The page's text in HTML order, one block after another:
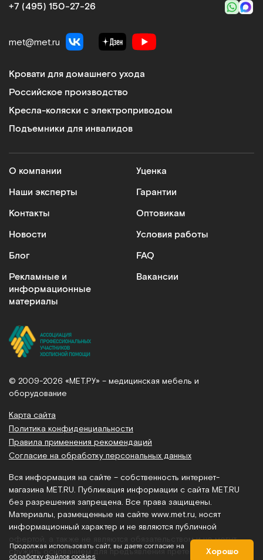
+7 (495) 150‑27‑26
met@met.ru
Кровати для домашнего ухода
Российское производство
Кресла-коляски с электроприводом
Подъемники для инвалидов
О компании
Наши эксперты
Контакты
Новости
Блог
Рекламные и
информационные
материалы
Уценка
Гарантии
Оптовикам
Условия работы
FAQ
Вакансии
© 2009-2026 «МЕТ.РУ» – медицинская мебель и
оборудование
Карта сайта
Политика конфиденциальности
Правила применения рекомендаций
Согласие на обработку персональных данных
Вся информация на сайте – собственность интернет-
магазина MET.RU. Публикация информации с сайта MET.RU
без разрешения запрещена. Все права защищены.
Материалы, размещенные на сайте www.met.ru , носят
информационный характер и не являются публичной
офертой, а также не являются обязательством и не могут
служить основанием для предъявления претензий.
Продолжая использовать сайт, вы даете согласие на
обработку файлов cookies
Хорошо